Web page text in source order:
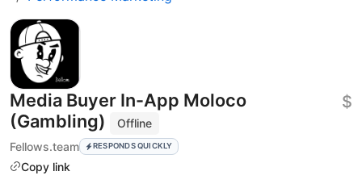
Media Buyer In-App Moloco
(Gambling)
Offline
Fellows.team
RESPONDS QUICKLY
Copy link
$